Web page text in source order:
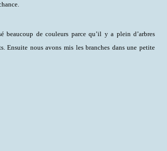
beaucoup de couleurs parce qu’il y a plein d’arbres
Ensuite nous avons mis les branches dans une petite